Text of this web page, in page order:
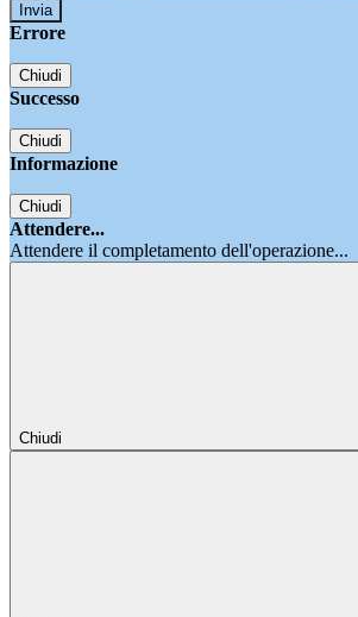
Errore
Chiudi
Successo
Chiudi
Informazione
Chiudi
Attendere...
Attendere il completamento dell'operazione...
Chiudi